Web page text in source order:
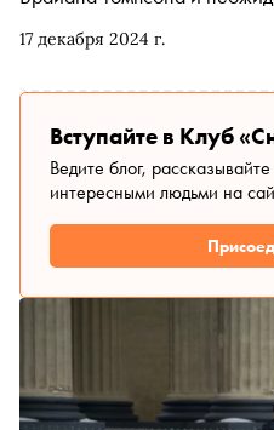
17 декабря 2024 г.
Родионом Бельковичем,
американцы ненавидят
корпорации, почему при
«классового врага» и стоит
насилия в США
Вступайте в Клуб
Ведите блог,
интересными людьми на